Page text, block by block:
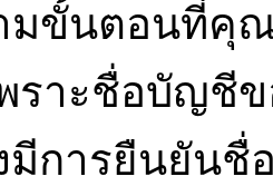
มขั้นตอนที่คุ
พราะชื่อบัญชี
มีการยืนยัน